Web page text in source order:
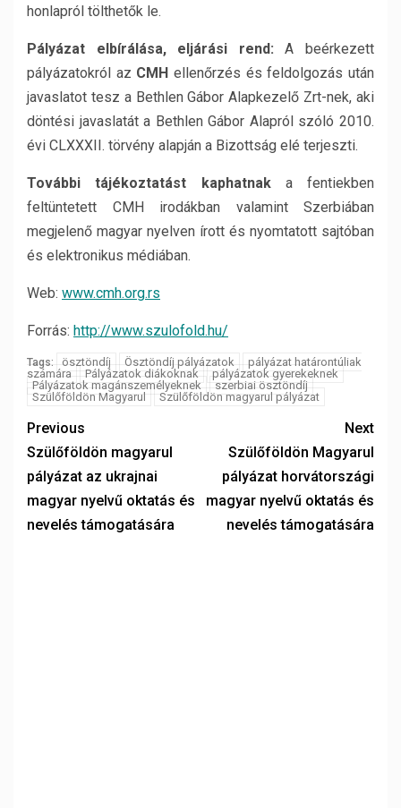
honlapról tölthetők le.
Pályázat elbírálása, eljárási rend:A beérkezett
pályázatokról az CMHellenőrzés és feldolgozás után
javaslatot tesz a Bethlen Gábor Alapkezelő Zrt-nek, aki
döntési javaslatát a Bethlen Gábor Alapról szóló 2010.
évi CLXXXII. törvény alapján a Bizottság elé terjeszti.
További tájékoztatást kaphatnak a fentiekben
feltüntetett CMH irodákban valamint Szerbiában
megjelenő magyar nyelven írott és nyomtatott sajtóban
és elektronikus médiában.
Web: www.cmh.org.rs
Forrás: http://www.szulofold.hu/
Tags: ösztöndíj Ösztöndíj pályázatok
pályázat határontúliak
számára
Pályázatok diákoknak
pályázatok gyerekeknek
Pályázatok magánszemélyeknek
szerbiai ösztöndíj
Szülőföldön Magyarul
Szülőföldön magyarul pályázat
Previous
Szülőföldön magyarul
pályázat az ukrajnai
magyar nyelvű oktatás és
nevelés támogatására
Next
Szülőföldön Magyarul
pályázat horvátországi
magyar nyelvű oktatás és
nevelés támogatására